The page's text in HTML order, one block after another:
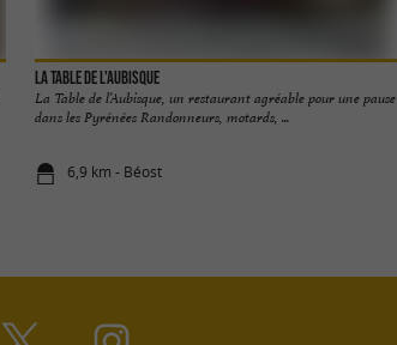
La Table de l'Aubisque
La Table de l’Aubisque, un restaurant agréable pour une pause
dans les Pyrénées Randonneurs, motards, ...
6,9 km - Béost